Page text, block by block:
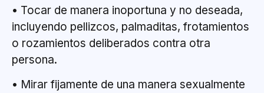
• Tocar de manera inoportuna y no deseada,
incluyendo pellizcos, palmaditas, frotamientos
o rozamientos deliberados contra otra
persona.
• Mirar fijamente de una manera sexualmente